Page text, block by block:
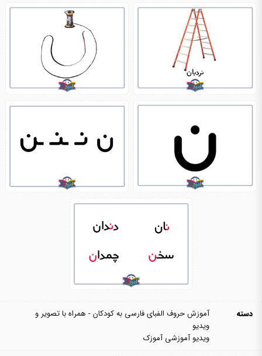
دسته
آموزش حروف الفبای فارسی به کودکان - همراه با تصویر و
ویدیو
ویدیو آموزشی آموزک